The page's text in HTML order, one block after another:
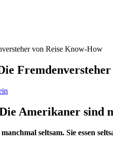
von Reise Know-How
Amerikaner sind
seltsam. Sie essen